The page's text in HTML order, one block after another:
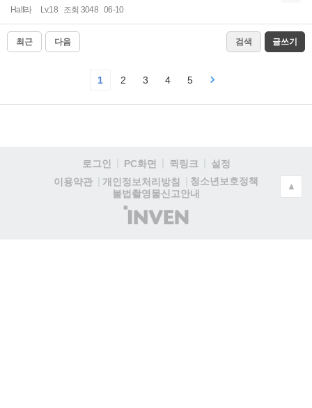
Half라 Lv.18 조회 3048 06-10
최근 다음 검색 글쓰기
1 2 3 4 5
로그인 PC화면 퀵링크
설정
이용약관
개인정보처리방침
청소년보호정책
불법촬영물신고안내
(주)
인
▲